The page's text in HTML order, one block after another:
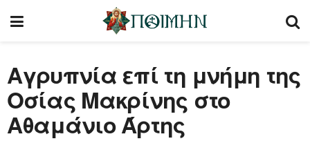
Αγρυπνία επί τη μνήμη της
Οσίας Μακρίνης στο
Αθαμάνιο Άρτης